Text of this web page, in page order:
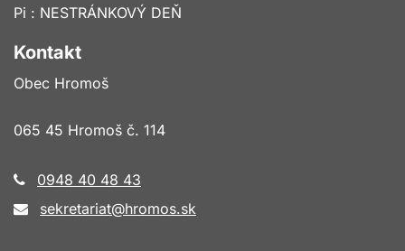
Pi : NESTRÁNKOVÝ DEŇ
Kontakt
Obec Hromoš
065 45 Hromoš č. 114
0948 40 48 43
sekretariat@hromos.sk